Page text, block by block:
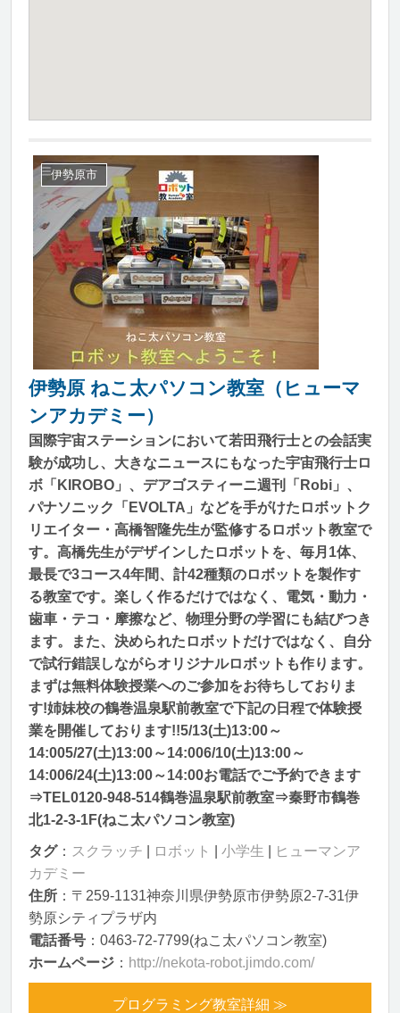
伊勢原市
伊勢原 ねこ太パソコン教室（ヒューマ
ンアカデミー）
国際宇宙ステーションにおいて若田飛行士との会話実
験が成功し、大きなニュースにもなった宇宙飛行士ロ
ボ「KIROBO」、デアゴスティーニ週刊「Robi」、
パナソニック「EVOLTA」などを手がけたロボットク
リエイター・高橋智隆先生が監修するロボット教室で
す。高橋先生がデザインしたロボットを、毎月1体、
最長で3コース4年間、計42種類のロボットを製作す
る教室です。楽しく作るだけではなく、電気・動力・
歯車・テコ・摩擦など、物理分野の学習にも結びつき
ます。また、決められたロボットだけではなく、自分
で試行錯誤しながらオリジナルロボットも作ります。
まずは無料体験授業へのご参加をお待ちしておりま
す!姉妹校の鶴巻温泉駅前教室で下記の日程で体験授
業を開催しております!!5/13(土)13:00～
14:005/27(土)13:00～14:006/10(土)13:00～
14:006/24(土)13:00～14:00お電話でご予約できます
⇒TEL0120-948-514鶴巻温泉駅前教室⇒秦野市鶴巻
北1-2-3-1F(ねこ太パソコン教室)
タグ： スクラッチ ロボット 小学生
ヒューマンア
カデミー
住所 ：〒259-1131神奈川県伊勢原市伊勢原2-7-31伊
勢原シティプラザ内
電話番号 ：0463-72-7799(ねこ太パソコン教室)
ホームページ ： http://nekota-robot.jimdo.com/
プログラミング教室詳細 ≫